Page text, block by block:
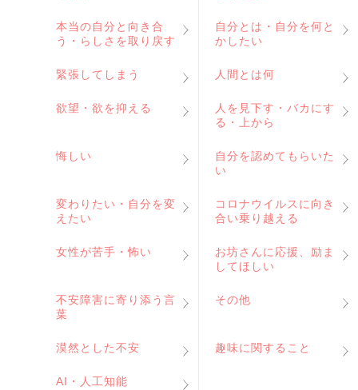
本当の自分と向き合
う・らしさを取り戻す
自分とは・自分を何と
かしたい
緊張してしまう 人間とは何
欲望・欲を抑える
人を見下す・バカにす
る・上から
悔しい
自分を認めてもらいた
い
変わりたい・自分を変
えたい
コロナウイルスに向き
合い乗り越える
女性が苦手・怖い
お坊さんに応援、励ま
してほしい
不安障害に寄り添う言
葉
その他
漠然とした不安 趣味に関すること
AI・人工知能